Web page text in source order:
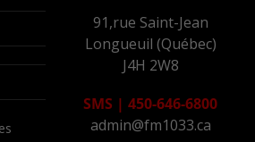
91,rue Saint-Jean
Longueuil (Québec)
J4H 2W8
SMS | 450-646-6800
admin@fm1033.ca